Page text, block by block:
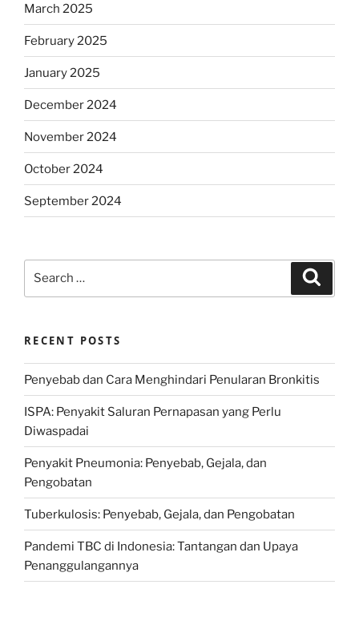
March 2025
February 2025
January 2025
December 2024
November 2024
October 2024
September 2024
RECENT POSTS
Penyebab dan Cara Menghindari Penularan Bronkitis
ISPA: Penyakit Saluran Pernapasan yang Perlu
Diwaspadai
Penyakit Pneumonia: Penyebab, Gejala, dan
Pengobatan
Tuberkulosis: Penyebab, Gejala, dan Pengobatan
Pandemi TBC di Indonesia: Tantangan dan Upaya
Penanggulangannya